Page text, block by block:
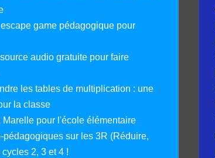
game pédagogique pour
audio gratuite pour faire
les tables de multiplication : une
la classe
pour l'école élémentaire
sur les 3R (Réduire,
2, 3 et 4 !